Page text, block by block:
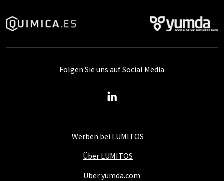
Werben bei LUMITOS
Über LUMITOS
Über yumda.com
Folgen Sie uns auf Social Media